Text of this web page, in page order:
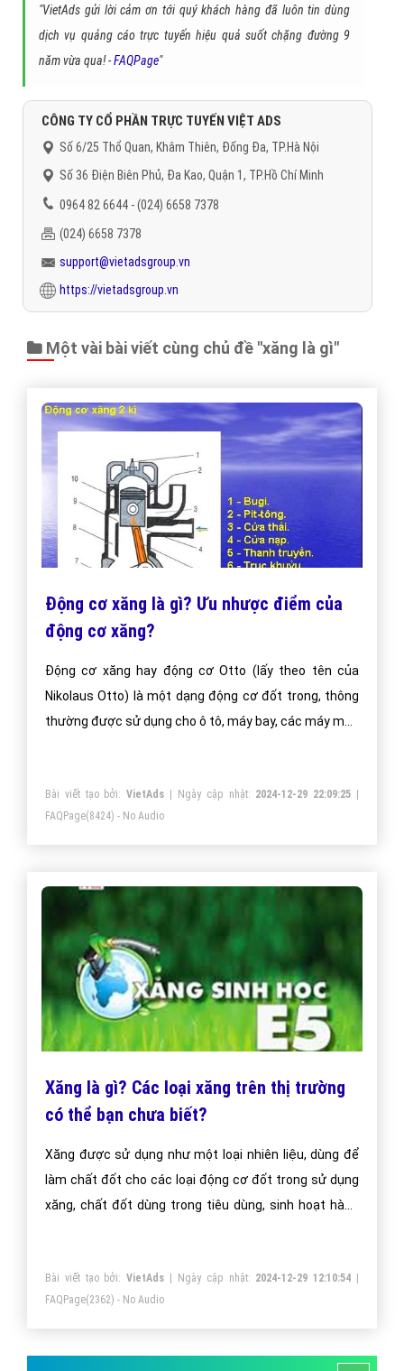
"VietAds gửi lời cảm ơn tới quý khách hàng đã luôn tin dùng
dịch vụ quảng cáo trực tuyến hiệu quả suốt chặng đường 9
năm vừa qua! -FAQPage"
CÔNG TY CỔ PHẦN TRỰC TUYẾN VIỆT ADS
Số 6/25 Thổ Quan, Khâm Thiên, Đống Đa, TP.Hà Nội
Số 36 Điện Biên Phủ, Đa Kao, Quận 1, TP.Hồ Chí Minh
0964 82 6644 - (024) 6658 7378
(024) 6658 7378
support@vietadsgroup.vn
https://vietadsgroup.vn
Một vài bài viết cùng chủ đề "xăng là gì"
Động cơ xăng là gì? Ưu nhược điểm của
động cơ xăng?
Động cơ xăng hay động cơ Otto (lấy theo tên của
Nikolaus Otto) là một dạng động cơ đốt trong, thông
thường được sử dụng cho ô tô, máy bay, các máy móc
Bài viết tạo bởi:VietAds | Ngày cập nhật: 2024-12-29 22:09:25
FAQPage(8424) - No Audio
Xăng là gì? Các loại xăng trên thị trường
có thể bạn chưa biết?
Xăng được sử dụng như một loại nhiên liệu, dùng để
làm chất đốt cho các loại động cơ đốt trong sử dụng
xăng, chất đốt dùng trong tiêu dùng, sinh hoạt hàng
tẩy một số vết bẩn bám trên vải, kim loại, kính, nhựa.
Bài viết tạo bởi:VietAds | Ngày cập nhật: 2024-12-29 12:10:54
FAQPage(2362) - No Audio